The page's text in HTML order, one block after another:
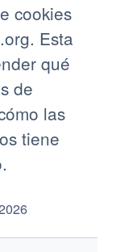
cookies
Esta
qué
de
las
tiene